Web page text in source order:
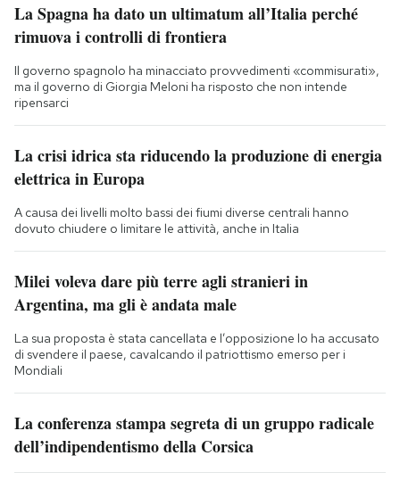
La Spagna ha dato un ultimatum all’Italia perché
rimuova i controlli di frontiera
Il governo spagnolo ha minacciato provvedimenti «commisurati»,
ma il governo di Giorgia Meloni ha risposto che non intende
ripensarci
La crisi idrica sta riducendo la produzione di energia
elettrica in Europa
A causa dei livelli molto bassi dei fiumi diverse centrali hanno
dovuto chiudere o limitare le attività, anche in Italia
Milei voleva dare più terre agli stranieri in
Argentina, ma gli è andata male
La sua proposta è stata cancellata e l’opposizione lo ha accusato
di svendere il paese, cavalcando il patriottismo emerso per i
Mondiali
La conferenza stampa segreta di un gruppo radicale
dell’indipendentismo della Corsica